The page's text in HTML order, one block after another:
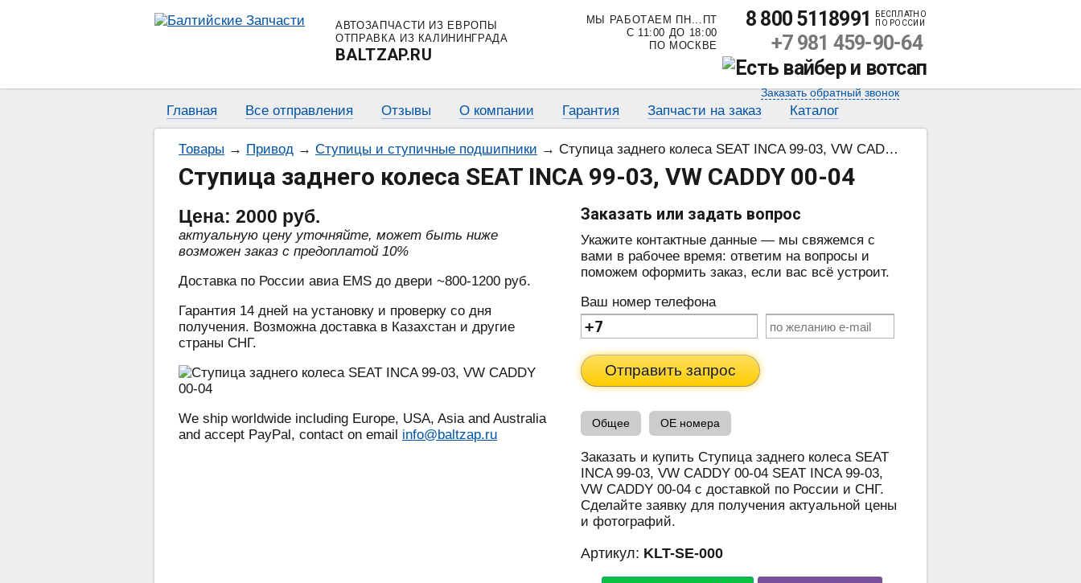
АВТОЗАПЧАСТИ ИЗ ЕВРОПЫ
ОТПРАВКА ИЗ КАЛИНИНГРАДА
BALTZAP.RU
МЫ РАБОТАЕМ ПН...ПТ
С 11:00 ДО 18:00
ПО МОСКВЕ
8 800 5118991
БЕСПЛАТНО
ПО РОССИИ
+7 981 459-90-64
Заказать обратный звонок
Главная Все отправления Отзывы О компании Гарантия Запчасти на заказ Каталог
Товары → Привод → Ступицы и ступичные подшипники → Ступица заднего колеса SEAT INCA 99-03, VW CADDY 00-04
Ступица заднего колеса SEAT INCA 99-03, VW CADDY 00-04
Цена: 2000 руб.
актуальную цену уточняйте, может быть ниже
возможен заказ с предоплатой 10%
Доставка по России авиа EMS до двери ~800-1200 руб.
Гарантия 14 дней на установку и проверку со дня
получения. Возможна доставка в Казахстан и другие
страны СНГ.
We ship worldwide including Europe, USA, Asia and Australia
and accept PayPal, contact on email info@baltzap.ru
Заказать или задать вопрос
Укажите контактные данные — мы свяжемся с
вами в рабочее время: ответим на вопросы и
поможем оформить заказ, если вас всё устроит.
Ваш номер телефона
Отправить запрос
Общее OE номера
Заказать и купить Ступица заднего колеса SEAT
INCA 99-03, VW CADDY 00-04 SEAT INCA 99-03,
VW CADDY 00-04 с доставкой по России и СНГ.
Сделайте заявку для получения актуальной цены
и фотографий.
Артикул: KLT-SE-000